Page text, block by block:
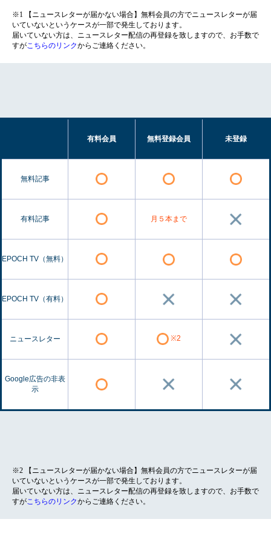
※1 【ニュースレターが届かない場合】無料会員の方でニュースレターが届
いていないというケースが一部で発生しております。
届いていない方は、ニュースレター配信の再登録を致しますので、お手数で
すがこちらのリンクからご連絡ください。
有料会員 無料登録会員 未登録
無料記事
有料記事 月５本まで
EPOCH TV（無料）
EPOCH TV（有料）
ニュースレター ※2
Google広告の非表
示
※2 【ニュースレターが届かない場合】無料会員の方でニュースレターが届
いていないというケースが一部で発生しております。
届いていない方は、ニュースレター配信の再登録を致しますので、お手数で
すがこちらのリンクからご連絡ください。